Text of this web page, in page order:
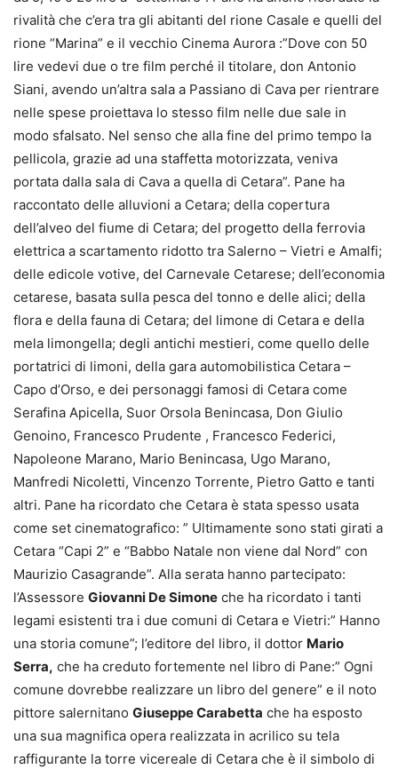
rivalità che c’era tra gli abitanti del rione Casale e quelli del
rione “Marina” e il vecchio Cinema Aurora :”Dove con 50
lire vedevi due o tre film perché il titolare, don Antonio
Siani, avendo un’altra sala a Passiano di Cava per rientrare
nelle spese proiettava lo stesso film nelle due sale in
modo sfalsato. Nel senso che alla fine del primo tempo la
pellicola, grazie ad una staffetta motorizzata, veniva
portata dalla sala di Cava a quella di Cetara”. Pane ha
raccontato delle alluvioni a Cetara; della copertura
dell’alveo del fiume di Cetara; del progetto della ferrovia
elettrica a scartamento ridotto tra Salerno – Vietri e Amalfi;
delle edicole votive, del Carnevale Cetarese; dell’economia
cetarese, basata sulla pesca del tonno e delle alici; della
flora e della fauna di Cetara; del limone di Cetara e della
mela limongella; degli antichi mestieri, come quello delle
portatrici di limoni, della gara automobilistica Cetara –
Capo d’Orso, e dei personaggi famosi di Cetara come
Serafina Apicella, Suor Orsola Benincasa, Don Giulio
Genoino, Francesco Prudente , Francesco Federici,
Napoleone Marano, Mario Benincasa, Ugo Marano,
Manfredi Nicoletti, Vincenzo Torrente, Pietro Gatto e tanti
altri. Pane ha ricordato che Cetara è stata spesso usata
come set cinematografico: ” Ultimamente sono stati girati a
Cetara “Capi 2” e “Babbo Natale non viene dal Nord” con
Maurizio Casagrande”. Alla serata hanno partecipato:
l’Assessore Giovanni De Simone che ha ricordato i tanti
legami esistenti tra i due comuni di Cetara e Vietri:” Hanno
una storia comune”; l’editore del libro, il dottor Mario
Serra, che ha creduto fortemente nel libro di Pane:” Ogni
comune dovrebbe realizzare un libro del genere” e il noto
pittore salernitano Giuseppe Carabetta che ha esposto
una sua magnifica opera realizzata in acrilico su tela
raffigurante la torre vicereale di Cetara che è il simbolo di